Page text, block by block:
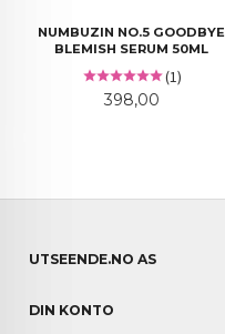
NUMBUZIN NO.5 GOODBYE
BLEMISH SERUM 50ML
(1)
Pris
398,00
UTSEENDE.NO AS
DIN KONTO